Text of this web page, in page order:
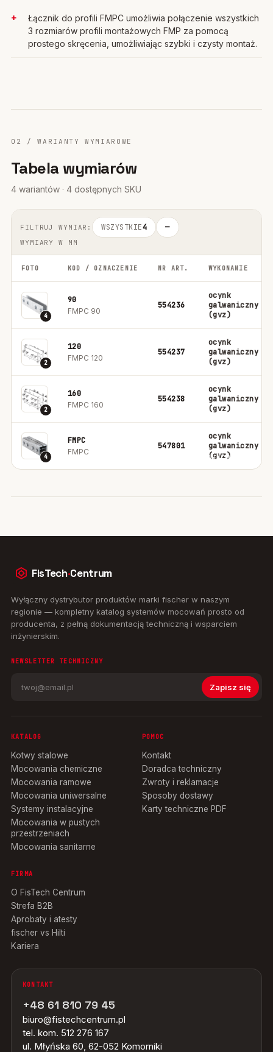
Łącznik do profili FMPC umożliwia połączenie wszystkich
3 rozmiarów profili montażowych FMP za pomocą
prostego skręcenia, umożliwiając szybki i czysty montaż.
02 / WARIANTY WYMIAROWE
Tabela wymiarów
4 wariantów · 4 dostępnych SKU
FILTRUJ WYMIAR: WSZYSTKIE4 —
WYMIARY W MM
FOTO KOD / OZNACZENIE NR ART. WYKONANIE
4
90
FMPC 90
554236
ocynk
galwaniczny
(gvz)
2
120
FMPC 120
554237
ocynk
galwaniczny
(gvz)
2
160
FMPC 160
554238
ocynk
galwaniczny
(gvz)
4
FMPC
FMPC
547801
ocynk
galwaniczny
(gvz)
FisTech·Centrum
Wyłączny dystrybutor produktów marki fischer w naszym
regionie — kompletny katalog systemów mocowań prosto od
producenta, z pełną dokumentacją techniczną i wsparciem
inżynierskim.
NEWSLETTER TECHNICZNY
Zapisz się
KATALOG
Kotwy stalowe
Mocowania chemiczne
Mocowania ramowe
Mocowania uniwersalne
Systemy instalacyjne
Mocowania w pustych
przestrzeniach
Mocowania sanitarne
POMOC
Kontakt
Doradca techniczny
Zwroty i reklamacje
Sposoby dostawy
Karty techniczne PDF
FIRMA
O FisTech Centrum
Strefa B2B
Aprobaty i atesty
fischer vs Hilti
Kariera
KONTAKT
+48 61 810 79 45
biuro@fistechcentrum.pl
tel. kom. 512 276 167
ul. Młyńska 60, 62-052 Komorniki